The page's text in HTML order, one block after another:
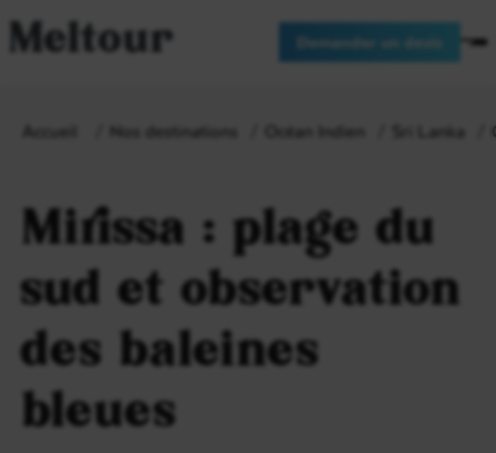
Meltour Demander un devis
Accueil Nos destinations Océan Indien Sri Lanka
Mirissa : plage du
sud et observation
des baleines
bleues